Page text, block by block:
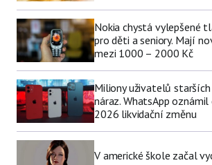
Nokia chystá vylepšené
pro děti a seniory. Mají
mezi 1000 – 2000 Kč
Miliony uživatelů
náraz. WhatsApp
2026 likvidační změnu
V americké škole začal